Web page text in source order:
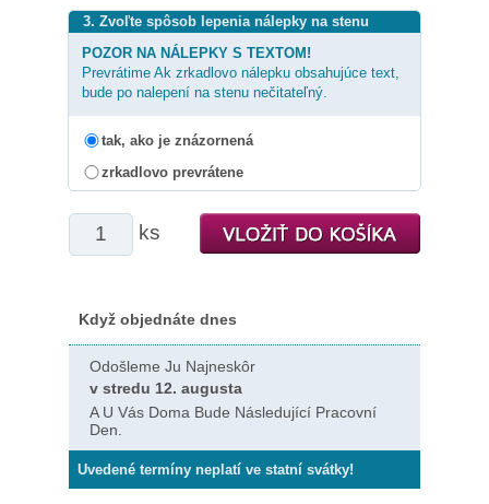
3. Zvoľte spôsob lepenia nálepky na stenu
POZOR NA NÁLEPKY S TEXTOM!
Prevrátime Ak zrkadlovo nálepku obsahujúce text,
bude po nalepení na stenu nečitateľný.
tak, ako je znázornená
zrkadlovo prevrátene
ks
Když objednáte dnes
Odošleme Ju Najneskôr
v stredu 12. augusta
A U Vás Doma Bude Následující Pracovní
Den.
Uvedené termíny neplatí ve statní svátky!